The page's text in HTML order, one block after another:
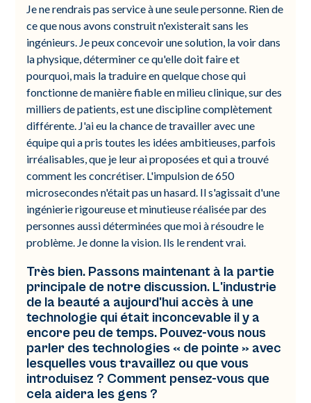
Je ne rendrais pas service à une seule personne. Rien de
ce que nous avons construit n'existerait sans les
ingénieurs. Je peux concevoir une solution, la voir dans
la physique, déterminer ce qu'elle doit faire et
pourquoi, mais la traduire en quelque chose qui
fonctionne de manière fiable en milieu clinique, sur des
milliers de patients, est une discipline complètement
différente. J'ai eu la chance de travailler avec une
équipe qui a pris toutes les idées ambitieuses, parfois
irréalisables, que je leur ai proposées et qui a trouvé
comment les concrétiser. L'impulsion de 650
microsecondes n'était pas un hasard. Il s'agissait d'une
ingénierie rigoureuse et minutieuse réalisée par des
personnes aussi déterminées que moi à résoudre le
problème. Je donne la vision. Ils le rendent vrai.
Très bien. Passons maintenant à la partie
principale de notre discussion. L'industrie
de la beauté a aujourd'hui accès à une
technologie qui était inconcevable il y a
encore peu de temps. Pouvez-vous nous
parler des technologies « de pointe » avec
lesquelles vous travaillez ou que vous
introduisez ? Comment pensez-vous que
cela aidera les gens ?